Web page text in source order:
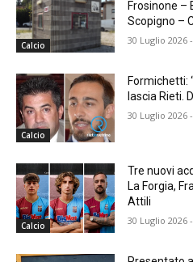
Calcio
Frosinone –
Scopigno –
30 Luglio 2026
Calcio
Formichetti:
lascia Rieti.
30 Luglio 2026
Calcio
Tre nuovi
La Forgia,
Attili
30 Luglio 2026